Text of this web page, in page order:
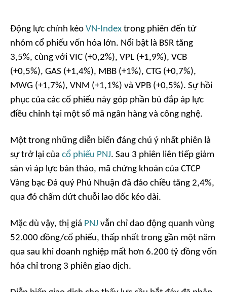
Động lực chính kéo VN-Index trong phiên đến từ
nhóm cổ phiếu vốn hóa lớn. Nổi bật là BSR tăng
3,5%, cùng với VIC (+0,2%), VPL (+1,9%), VCB
(+0,5%), GAS (+1,4%), MBB (+1%), CTG (+0,7%),
MWG (+1,7%), VNM (+1,1%) và VPB (+0,5%). Sự hồi
phục của các cổ phiếu này góp phần bù đắp áp lực
điều chỉnh tại một số mã ngân hàng và công nghệ.
Một trong những diễn biến đáng chú ý nhất phiên là
sự trở lại của cổ phiếu PNJ. Sau 3 phiên liên tiếp giảm
sàn vì áp lực bán tháo, mã chứng khoán của CTCP
Vàng bạc Đá quý Phú Nhuận đã đảo chiều tăng 2,4%,
qua đó chấm dứt chuỗi lao dốc kéo dài.
Mặc dù vậy, thị giá PNJ vẫn chỉ dao động quanh vùng
52.000 đồng/cổ phiếu, thấp nhất trong gần một năm
qua sau khi doanh nghiệp mất hơn 6.200 tỷ đồng vốn
hóa chỉ trong 3 phiên giao dịch.